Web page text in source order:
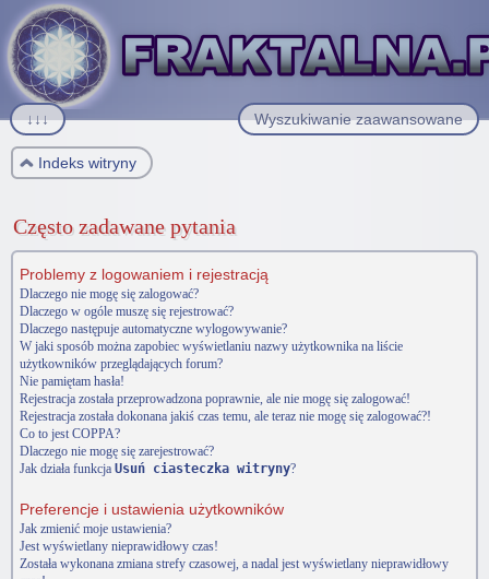
Wyszukiwanie zaawansowane
↓↓↓
Indeks witryny
Często zadawane pytania
Problemy z logowaniem i rejestracją
Dlaczego nie mogę się zalogować?
Dlaczego w ogóle muszę się rejestrować?
Dlaczego następuje automatyczne wylogowywanie?
W jaki sposób można zapobiec wyświetlaniu nazwy użytkownika na liście
użytkowników przeglądających forum?
Nie pamiętam hasła!
Rejestracja została przeprowadzona poprawnie, ale nie mogę się zalogować!
Rejestracja została dokonana jakiś czas temu, ale teraz nie mogę się zalogować?!
Co to jest COPPA?
Dlaczego nie mogę się zarejestrować?
Jak działa funkcja Usuń ciasteczka witryny?
Preferencje i ustawienia użytkowników
Jak zmienić moje ustawienia?
Jest wyświetlany nieprawidłowy czas!
Została wykonana zmiana strefy czasowej, a nadal jest wyświetlany nieprawidłowy